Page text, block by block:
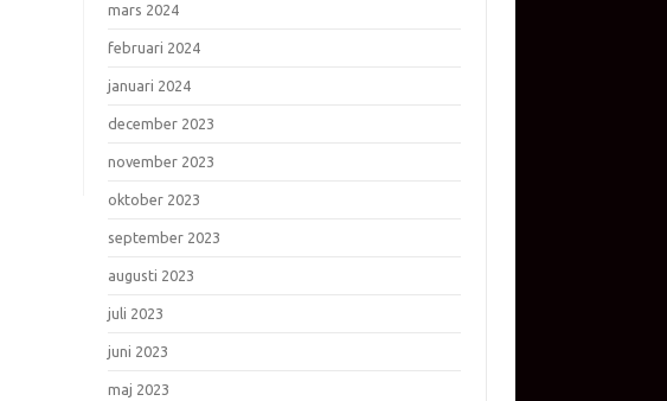
mars 2024
februari 2024
januari 2024
december 2023
november 2023
oktober 2023
september 2023
augusti 2023
juli 2023
juni 2023
maj 2023